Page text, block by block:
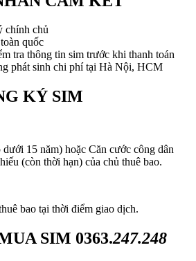
chính chủ
quốc
tra thông tin sim trước khi thanh toán
phát sinh chi phí tại Hà Nội, HCM
KÝ SIM
15 năm) hoặc Căn cước công dân
(còn thời hạn) của chủ thuê bao.
bao tại thời điểm giao dịch.
SIM 0363.247.248